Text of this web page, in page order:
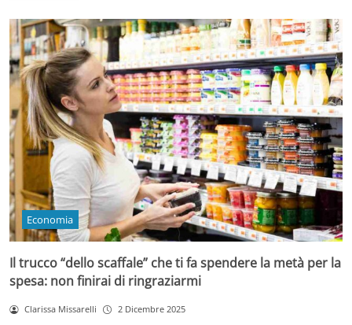
Economia
Il trucco “dello scaffale” che ti fa spendere la metà per la
spesa: non finirai di ringraziarmi
Clarissa Missarelli 2 Dicembre 2025